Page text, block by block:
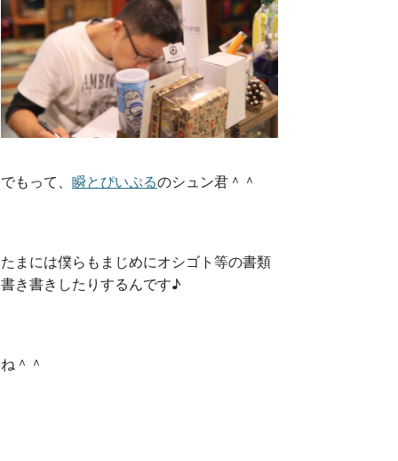
でもって、 瞬とぴいぷるのシュン君＾＾
たまには僕らもまじめにオシゴト等の書類
書き書きしたりするんです♪
ね＾＾